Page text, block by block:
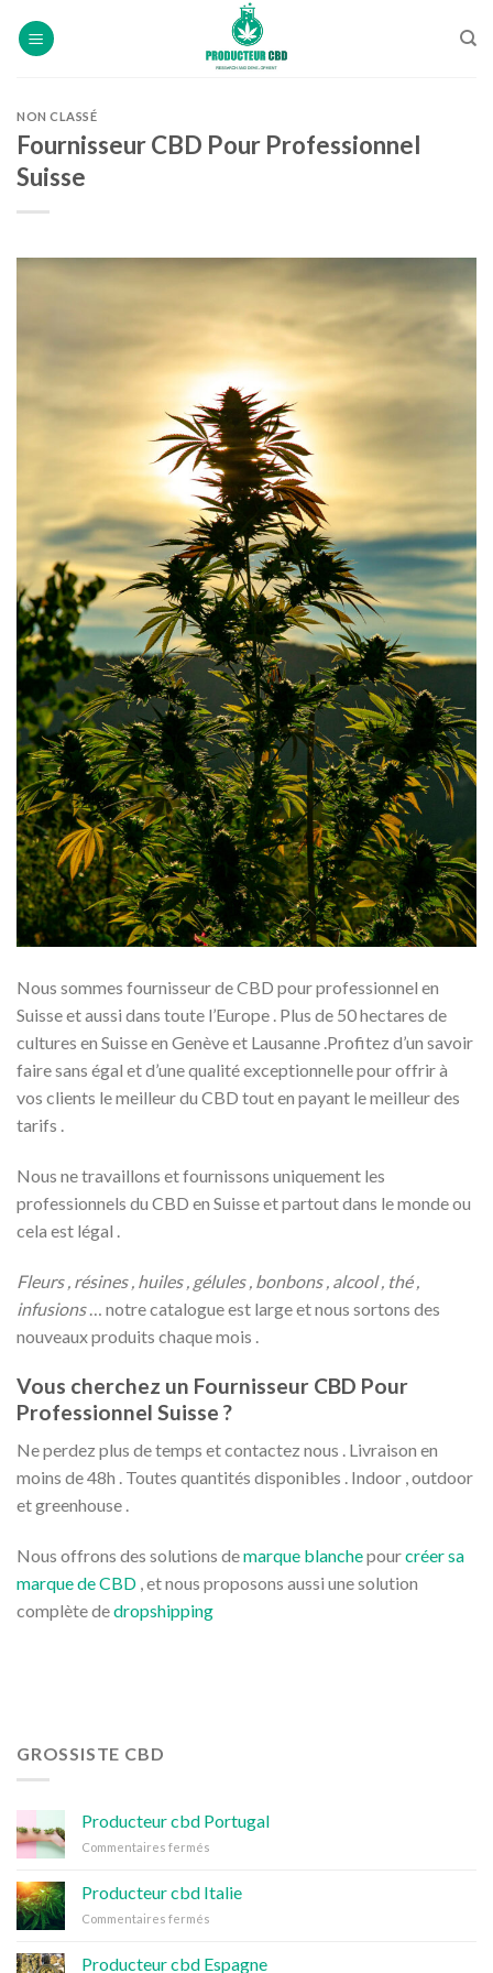
NON CLASSÉ
Fournisseur CBD Pour Professionnel
Suisse
Nous sommes fournisseur de CBD pour professionnel en
Suisse et aussi dans toute l’Europe . Plus de 50 hectares de
cultures en Suisse en Genève et Lausanne .Profitez d’un savoir
faire sans égal et d’une qualité exceptionnelle pour offrir à
vos clients le meilleur du CBD tout en payant le meilleur des
tarifs .
Nous ne travaillons et fournissons uniquement les
professionnels du CBD en Suisse et partout dans le monde ou
cela est légal .
Fleurs , résines , huiles , gélules , bonbons , alcool , thé ,
infusions… notre catalogue est large et nous sortons des
nouveaux produits chaque mois .
Vous cherchez un Fournisseur CBD Pour
Professionnel Suisse ?
Ne perdez plus de temps et contactez nous . Livraison en
moins de 48h . Toutes quantités disponibles . Indoor , outdoor
et greenhouse .
Nous offrons des solutions demarque blanchepourcréer sa
marque de CBD , et nous proposons aussi une solution
complète dedropshipping
GROSSISTE CBD
Producteur cbd Portugal
Commentaires fermés
Portugal
Producteur cbd Italie
Commentaires fermés
Producteur cbd Espagne